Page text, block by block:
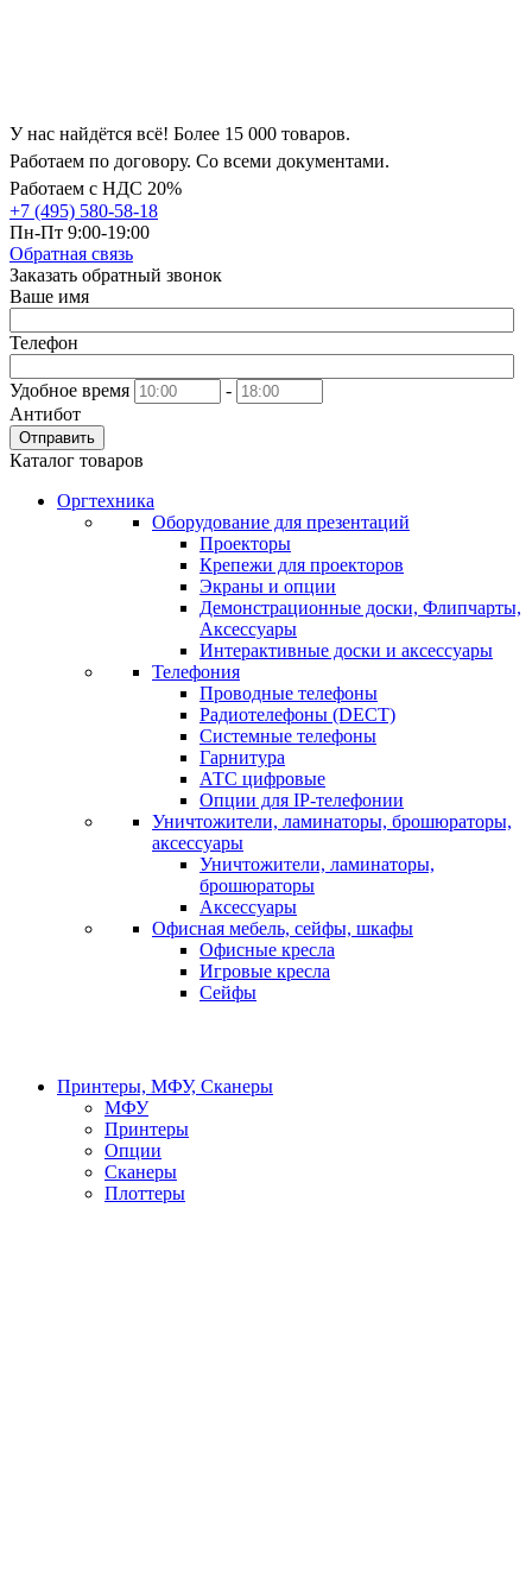
У нас найдётся всё! Более 15 000 товаров.
Работаем по договору. Со всеми документами.
Работаем с НДС 20%
+7 (495) 580-58-18
Пн-Пт 9:00-19:00
Обратная связь
Заказать обратный звонок
Ваше имя
Телефон
Удобное время
-
Антибот
Отправить
Каталог товаров
Оргтехника
Оборудование для презентаций
Проекторы
Крепежи для проекторов
Экраны и опции
Демонстрационные доски, Флипчарты,
Аксессуары
Интерактивные доски и аксессуары
Телефония
Проводные телефоны
Радиотелефоны (DECT)
Системные телефоны
Гарнитура
АТС цифровые
Опции для IP-телефонии
Уничтожители, ламинаторы, брошюраторы,
аксессуары
Уничтожители, ламинаторы,
брошюраторы
Аксессуары
Офисная мебель, сейфы, шкафы
Офисные кресла
Игровые кресла
Сейфы
Принтеры, МФУ, Сканеры
МФУ
Принтеры
Опции
Сканеры
Плоттеры